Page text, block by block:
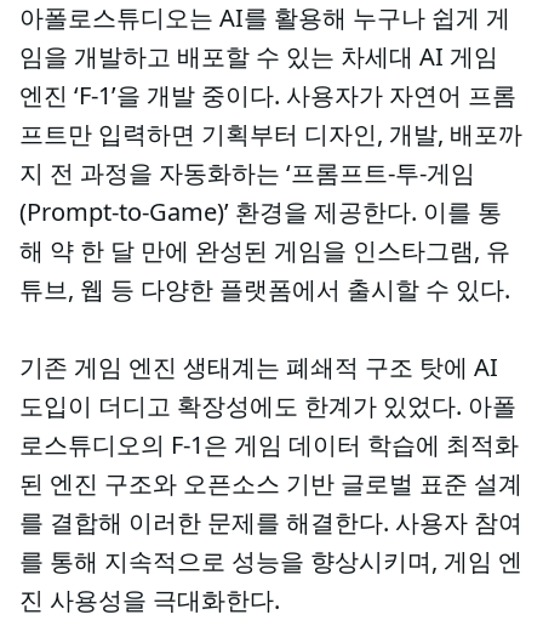
아폴로스튜디오는 AI를 활용해 누구나 쉽게 게
임을 개발하고 배포할 수 있는 차세대 AI 게임
엔진 ‘F-1’을 개발 중이다. 사용자가 자연어 프롬
프트만 입력하면 기획부터 디자인, 개발, 배포까
지 전 과정을 자동화하는 ‘프롬프트-투-게임
(Prompt-to-Game)’ 환경을 제공한다. 이를 통
해 약 한 달 만에 완성된 게임을 인스타그램, 유
튜브, 웹 등 다양한 플랫폼에서 출시할 수 있다.
기존 게임 엔진 생태계는 폐쇄적 구조 탓에 AI
도입이 더디고 확장성에도 한계가 있었다. 아폴
로스튜디오의 F-1은 게임 데이터 학습에 최적화
된 엔진 구조와 오픈소스 기반 글로벌 표준 설계
를 결합해 이러한 문제를 해결한다. 사용자 참여
를 통해 지속적으로 성능을 향상시키며, 게임 엔
진 사용성을 극대화한다.